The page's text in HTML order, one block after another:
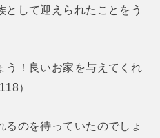
して迎えられたことをう
う！良いお家を与えてくれ
）
のを待っていたのでしょ